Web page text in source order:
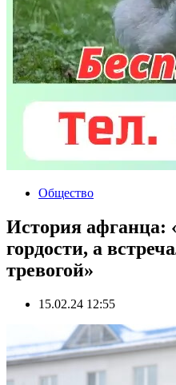
Общество
История афганца:
гордости, а
тревогой»
15.02.24 12:55